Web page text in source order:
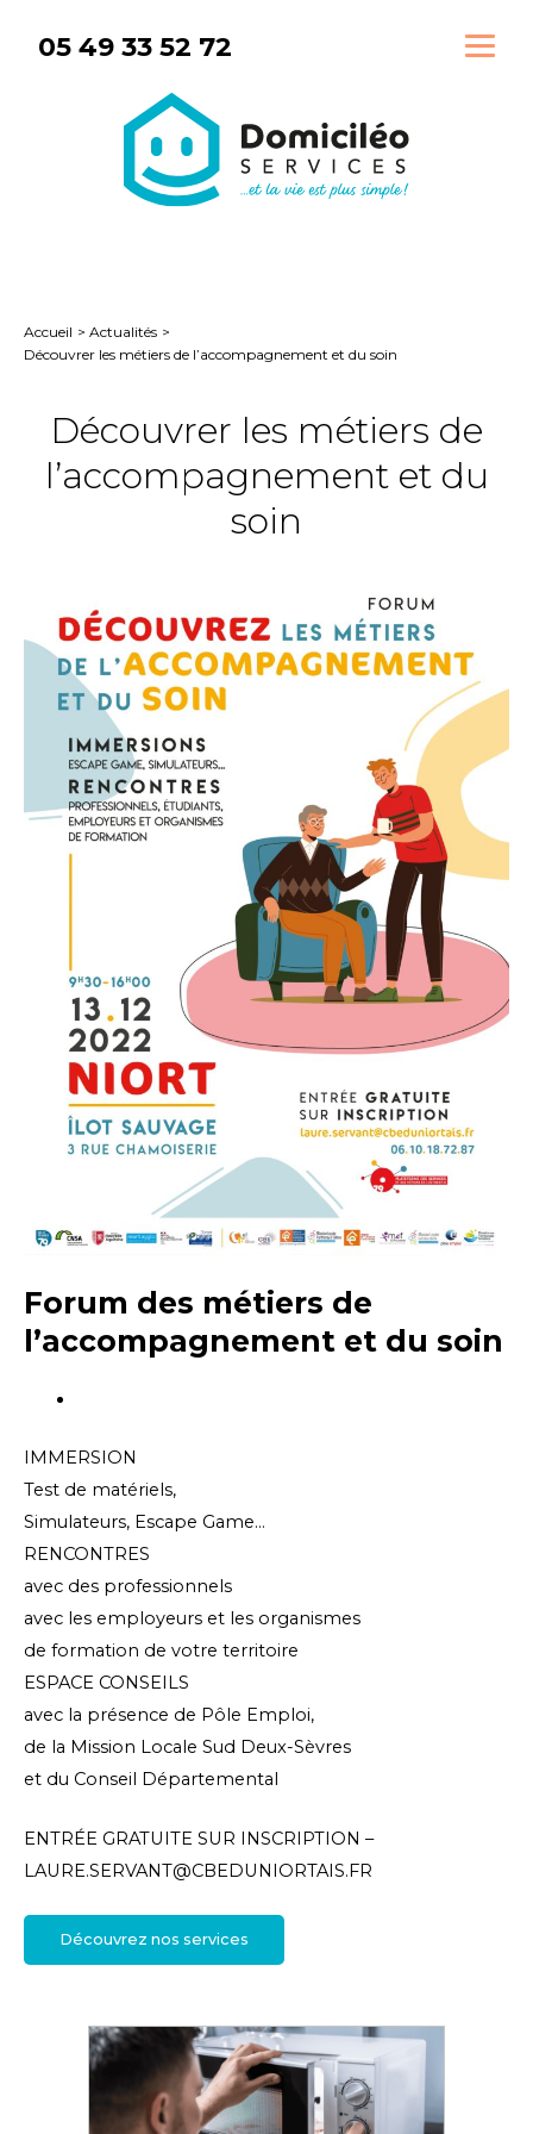
05 49 33 52 72
Accueil
Actualités
Découvrer les métiers de l’accompagnement et du soin
Découvrer les métiers de
l’accompagnement et du
soin
Forum des métiers de
l’accompagnement et du soin
IMMERSION
Test de matériels,
Simulateurs, Escape Game…
RENCONTRES
avec des professionnels
avec les employeurs et les organismes
de formation de votre territoire
ESPACE CONSEILS
avec la présence de Pôle Emploi,
de la Mission Locale Sud Deux-Sèvres
et du Conseil Départemental
ENTRÉE GRATUITE SUR INSCRIPTION –
LAURE.SERVANT@CBEDUNIORTAIS.FR
Découvrez nos services